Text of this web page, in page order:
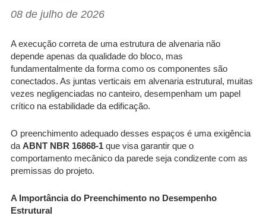
08 de julho de 2026
A execução correta de uma estrutura de alvenaria não
depende apenas da qualidade do bloco, mas
fundamentalmente da forma como os componentes são
conectados. As juntas verticais em alvenaria estrutural, muitas
vezes negligenciadas no canteiro, desempenham um papel
crítico na estabilidade da edificação.
O preenchimento adequado desses espaços é uma exigência
da ABNT NBR 16868-1 que visa garantir que o
comportamento mecânico da parede seja condizente com as
premissas do projeto.
A Importância do Preenchimento no Desempenho
Estrutural